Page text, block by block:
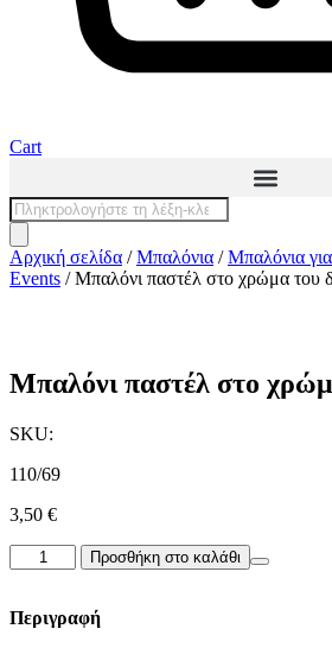
Cart
Products
search
Αρχική σελίδα /Μπαλόνια /Μπαλόνια
Events / Μπαλόνι παστέλ στο χρώμα του
Μπαλόνι παστέλ στο
SKU:
110/69
3,50 €
Μπαλόνι
παστέλ
χρώμα
Προσθήκη στο καλάθι
Περιγραφή